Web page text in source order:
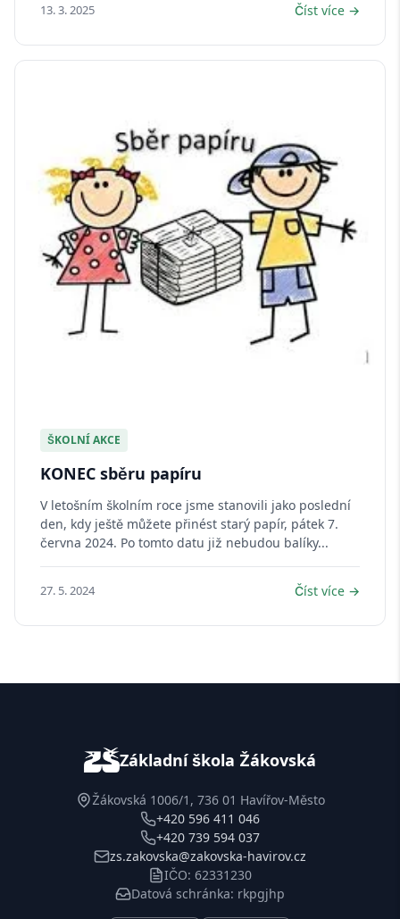
13. 3. 2025 Číst více →
ŠKOLNÍ AKCE
KONEC sběru papíru
V letošním školním roce jsme stanovili jako poslední
den, kdy ještě můžete přinést starý papír, pátek 7.
června 2024. Po tomto datu již nebudou balíky...
27. 5. 2024 Číst více →
Základní škola Žákovská
Žákovská 1006/1, 736 01 Havířov-Město
+420 596 411 046
+420 739 594 037
zs.zakovska@zakovska-havirov.cz
IČO: 62331230
Datová schránka: rkpgjhp